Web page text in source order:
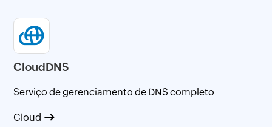
CloudDNS
Serviço de gerenciamento de DNS completo
Cloud